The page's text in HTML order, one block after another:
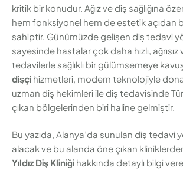
kritik bir konudur. Ağız ve diş sağlığına
hem fonksiyonel hem de estetik açıdan
sahiptir. Günümüzde gelişen diş tedavi
sayesinde hastalar çok daha hızlı,
tedavilerle sağlıklı bir gülümsemeye
dişçi hizmetleri, modern teknolojiyle
uzman diş hekimleri ile diş tedavisinde
çıkan bölgelerinden biri haline gelmiştir.
Bu yazıda, Alanya’da sunulan diş tedavi
alacak ve bu alanda öne çıkan
Yıldız Diş Kliniği hakkında detaylı bilgi